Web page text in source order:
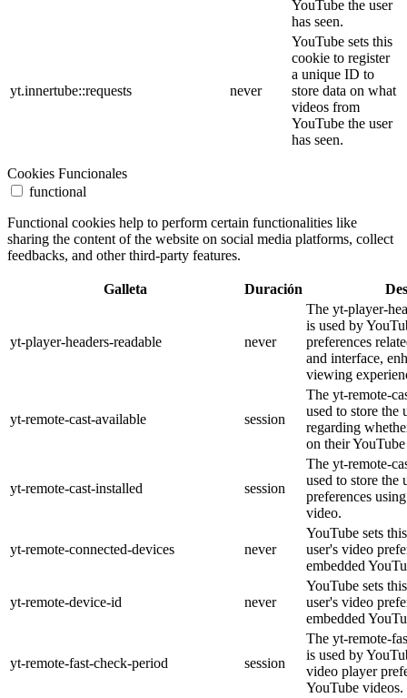
YouTube the user
has seen.
yt.innertube::requests never
YouTube sets this
cookie to register
a unique ID to
store data on what
videos from
YouTube the user
has seen.
Cookies Funcionales
functional
Functional cookies help to perform certain functionalities like
sharing the content of the website on social media platforms, collect
feedbacks, and other third-party features.
Galleta Duración
yt-player-headers-readable never
The yt-player-
is used by
preferences
and interface,
viewing
yt-remote-cast-available session
The yt-remote-
used to store the
regarding
on their
yt-remote-cast-installed session
The yt-remote-
used to store the
preferences
video.
yt-remote-connected-devices never
YouTube sets
user's video
embedded
yt-remote-device-id never
YouTube sets
user's video
embedded
yt-remote-fast-check-period session
The yt-remote-
is used by
video player
YouTube videos.